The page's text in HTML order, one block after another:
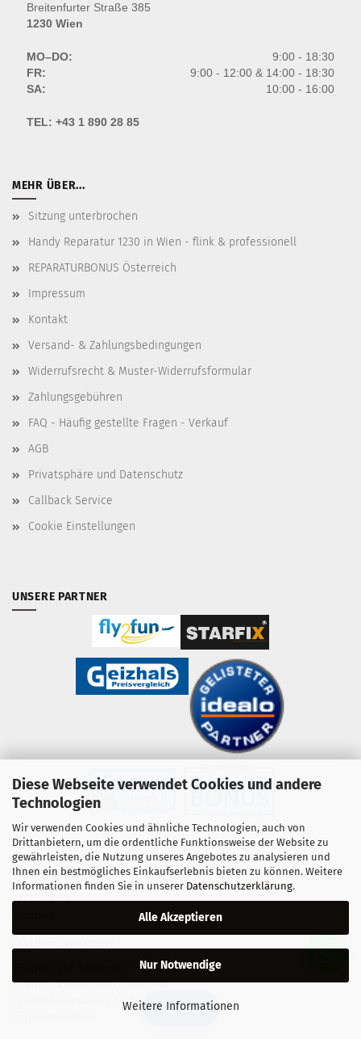
Diese Webseite verwendet Cookies und andere
Technologien
Wir verwenden Cookies und ähnliche Technologien, auch von
Drittanbietern, um die ordentliche Funktionsweise der Website zu
gewährleisten, die Nutzung unseres Angebotes zu analysieren und
Ihnen ein bestmögliches Einkaufserlebnis bieten zu können. Weitere
Informationen finden Sie in unserer Datenschutzerklärung.
Alle Akzeptieren
Nur Notwendige
Weitere Informationen
Breitenfurter Straße 385
1230 Wien
MO–DO:
9:00 - 18:30
FR:
9:00 - 12:00 & 14:00 - 18:30
SA:
10:00 - 16:00
TEL: +43 1 890 28 85
MEHR ÜBER...
Sitzung unterbrochen
Handy Reparatur 1230 in Wien - flink & professionell
REPARATURBONUS Österreich
Impressum
Kontakt
Versand- & Zahlungsbedingungen
Widerrufsrecht & Muster-Widerrufsformular
Zahlungsgebühren
FAQ - Häufig gestellte Fragen - Verkauf
AGB
Privatsphäre und Datenschutz
Callback Service
Cookie Einstellungen
UNSERE PARTNER
QUICK LINKS
Mein Konto
Fragen und Antworten Webshop
Fragen & Antworten Reparatur
Qualitätsstandards für Ersatzteile
🔍 Filter